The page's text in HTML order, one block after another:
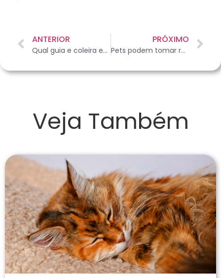
ANTERIOR
Qual guia e coleira escolher para passear com seu cão
PRÓXIMO
Pets podem tomar remédios de humanos?
Veja Também